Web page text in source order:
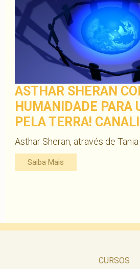
ASTHAR SHERAN
HUMANIDADE PARA
PELA TERRA!
Asthar Sheran, através de Tania
Saiba Mais
CURSOS